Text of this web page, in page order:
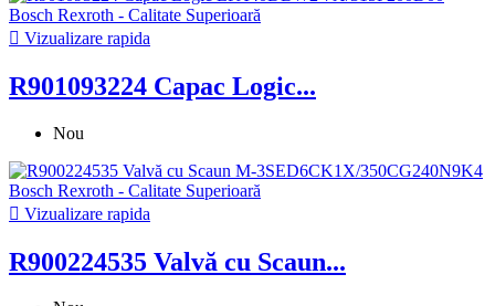
 Vizualizare rapida
R901093224 Capac Logic...
Nou
 Vizualizare rapida
R900224535 Valvă cu Scaun...